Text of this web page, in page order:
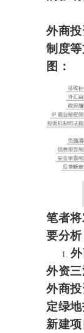
外商
制度
图：
笔者
要分
外资
外商
定绿
新建